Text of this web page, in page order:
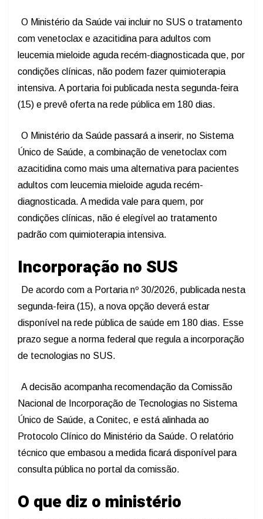
O Ministério da Saúde vai incluir no SUS o tratamento
com venetoclax e azacitidina para adultos com
leucemia mieloide aguda recém-diagnosticada que, por
condições clínicas, não podem fazer quimioterapia
intensiva. A portaria foi publicada nesta segunda-feira
(15) e prevê oferta na rede pública em 180 dias.
O Ministério da Saúde passará a inserir, no Sistema
Único de Saúde, a combinação de venetoclax com
azacitidina como mais uma alternativa para pacientes
adultos com leucemia mieloide aguda recém-
diagnosticada. A medida vale para quem, por
condições clínicas, não é elegível ao tratamento
padrão com quimioterapia intensiva.
Incorporação no SUS
De acordo com a Portaria nº 30/2026, publicada nesta
segunda-feira (15), a nova opção deverá estar
disponível na rede pública de saúde em 180 dias. Esse
prazo segue a norma federal que regula a incorporação
de tecnologias no SUS.
A decisão acompanha recomendação da Comissão
Nacional de Incorporação de Tecnologias no Sistema
Único de Saúde, a Conitec, e está alinhada ao
Protocolo Clínico do Ministério da Saúde. O relatório
técnico que embasou a medida ficará disponível para
consulta pública no portal da comissão.
O que diz o ministério